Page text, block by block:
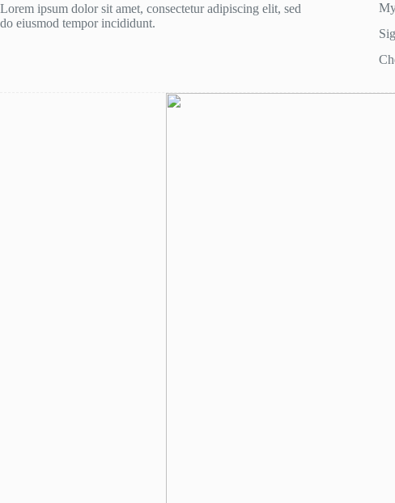
Lorem ipsum dolor sit amet, consectetur adipiscing elit, sed
do eiusmod tempor incididunt.